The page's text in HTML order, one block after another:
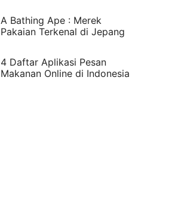
A Bathing Ape : Merek
Pakaian Terkenal di Jepang
4 Daftar Aplikasi Pesan
Makanan Online di Indonesia